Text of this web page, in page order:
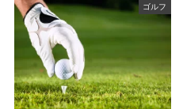
ゴルフ